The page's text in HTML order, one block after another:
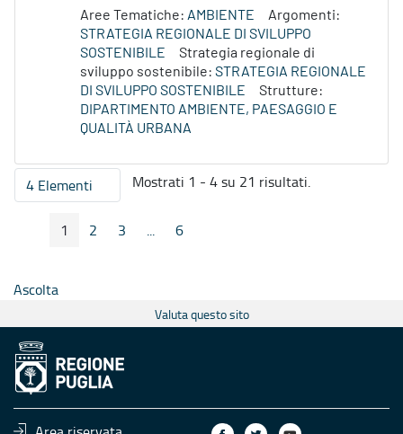
Aree Tematiche: AMBIENTE
Argomenti:
STRATEGIA REGIONALE DI SVILUPPO
SOSTENIBILE
Strategia regionale di
sviluppo sostenibile: STRATEGIA REGIONALE
DI SVILUPPO SOSTENIBILE
Strutture:
DIPARTIMENTO AMBIENTE, PAESAGGIO E
QUALITÀ URBANA
4 ElementiPer pagina
Mostrati 1 - 4 su 21 risultati.
Pagina Precedente
Pagina
1 Pagina
2 Pagina
3 ...
Pagine intermedie
Pagina
6
Ascolta
Valuta questo sito